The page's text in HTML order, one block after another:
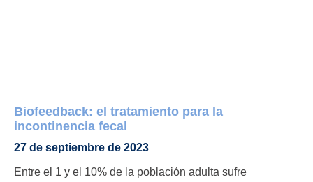
Biofeedback: el tratamiento para la
incontinencia fecal
27 de septiembre de 2023
Entre el 1 y el 10% de la población adulta sufre